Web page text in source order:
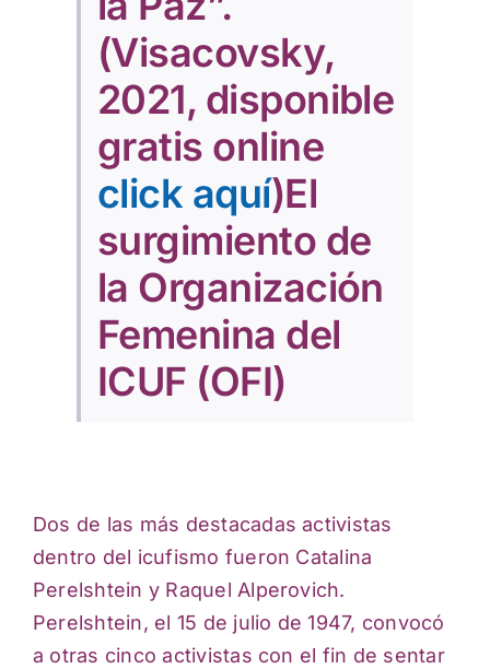
(Visacovsky,
2021, disponible
gratis online
click aquí)El
surgimiento de
la Organización
Femenina del
ICUF (OFI)
Dos de las más destacadas activistas
dentro del icufismo fueron Catalina
Perelshtein y Raquel Alperovich.
Perelshtein, el 15 de julio de 1947, convocó
a otras cinco activistas con el fin de sentar